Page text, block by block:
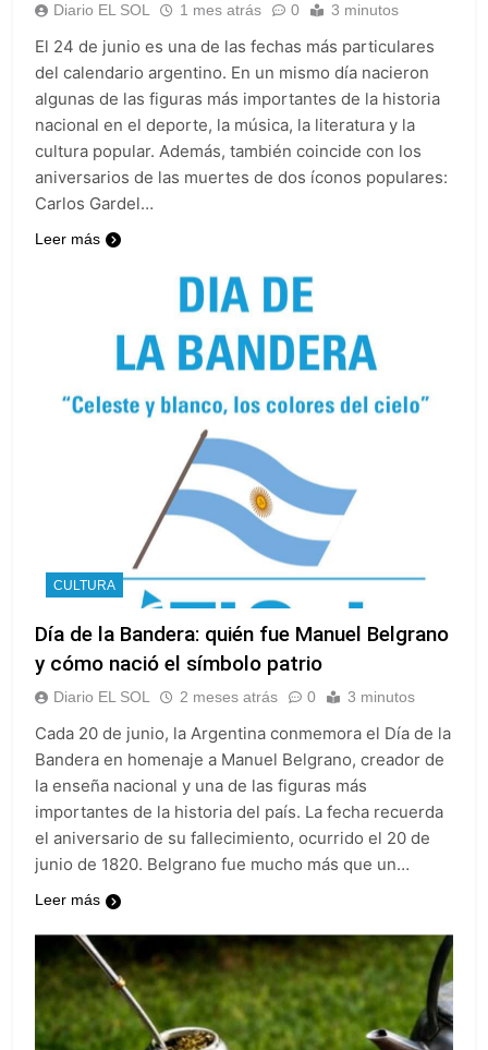
Diario EL SOL 1 mes atrás 0 3 minutos
El 24 de junio es una de las fechas más particulares
del calendario argentino. En un mismo día nacieron
algunas de las figuras más importantes de la historia
nacional en el deporte, la música, la literatura y la
cultura popular. Además, también coincide con los
aniversarios de las muertes de dos íconos populares:
Carlos Gardel…
Leer más
CULTURA
Día de la Bandera: quién fue Manuel Belgrano
y cómo nació el símbolo patrio
Diario EL SOL 2 meses atrás 0 3 minutos
Cada 20 de junio, la Argentina conmemora el Día de la
Bandera en homenaje a Manuel Belgrano, creador de
la enseña nacional y una de las figuras más
importantes de la historia del país. La fecha recuerda
el aniversario de su fallecimiento, ocurrido el 20 de
junio de 1820. Belgrano fue mucho más que un…
Leer más